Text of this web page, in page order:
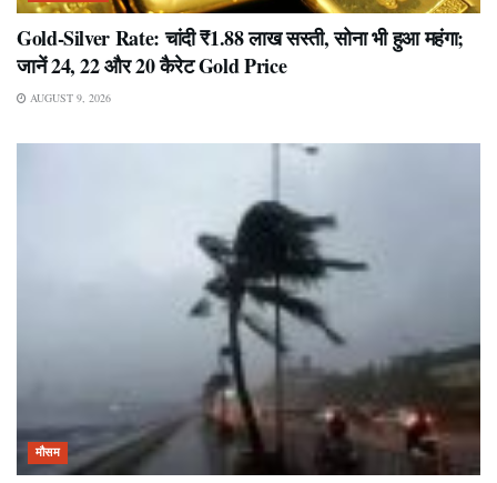
Gold-Silver Rate: चांदी ₹1.88 लाख सस्ती, सोना भी हुआ महंगा;
जानें 24, 22 और 20 कैरेट Gold Price
AUGUST 9, 2026
मौसम